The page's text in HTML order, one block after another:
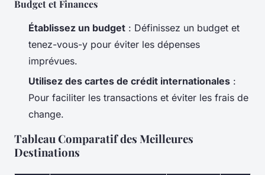
Budget et Finances
Établissez un budget : Définissez un budget et
tenez-vous-y pour éviter les dépenses
imprévues.
Utilisez des cartes de crédit internationales :
Pour faciliter les transactions et éviter les frais de
change.
Tableau Comparatif des Meilleures
Destinations